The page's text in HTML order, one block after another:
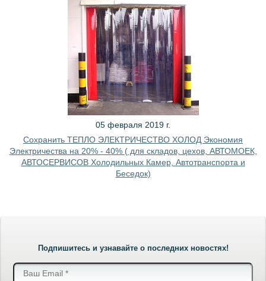
05 февраля 2019 г.
Сохранить ТЕПЛО ЭЛЕКТРИЧЕСТВО ХОЛОД Экономия
Электричества на 20% - 40% ( для складов, цехов, АВТОМОЕК,
АВТОСЕРВИСОВ Холодильных Камер, Автотранспорта и
Беседок)
Подпишитесь и узнавайте о последних новостях!